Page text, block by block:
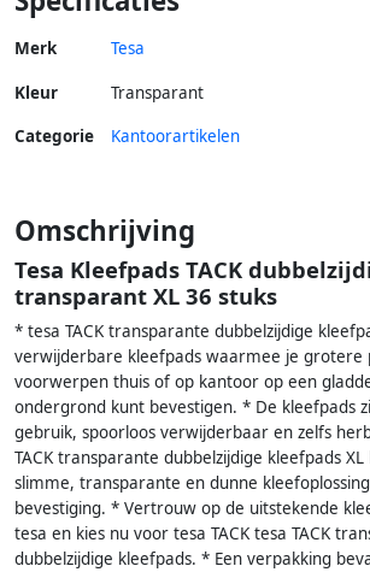
Merk Tesa
Kleur
Transparant
Categorie
Kantoorartikelen
Omschrijving
Tesa Kleefpads TACK
transparant XL 36 stuks
* tesa TACK transparante dubbelzijdige
verwijderbare kleefpads waarmee je grotere
voorwerpen thuis of op kantoor op een
ondergrond kunt bevestigen. * De kleefpads
gebruik, spoorloos verwijderbaar en zelfs
TACK transparante dubbelzijdige kleefpads
slimme, transparante en dunne
bevestiging. * Vertrouw op de uitstekende
tesa en kies nu voor tesa TACK tesa TACK
dubbelzijdige kleefpads. * Een verpakking